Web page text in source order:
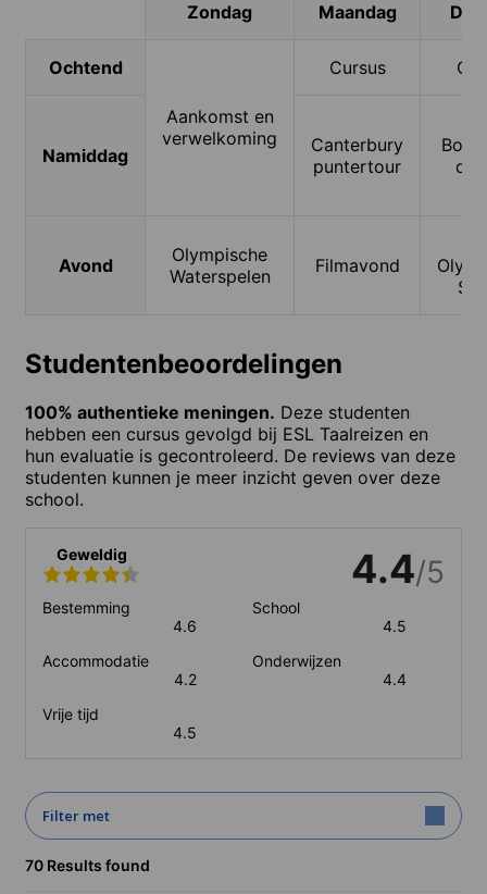
Zondag Maandag
Ochtend
Aankomst en
verwelkoming
Cursus
Namiddag
Canterbury
puntertour
Avond
Olympische
Waterspelen
Filmavond
Studentenbeoordelingen
100% authentieke meningen. Deze studenten
hebben een cursus gevolgd bij ESL Taalreizen en
hun evaluatie is gecontroleerd. De reviews van deze
studenten kunnen je meer inzicht geven over deze
school.
Geweldig 4.4/5
Bestemming
4.6
School
4.5
Accommodatie
4.2
Onderwijzen
4.4
Vrije tijd
4.5
Filter met
70 Results found